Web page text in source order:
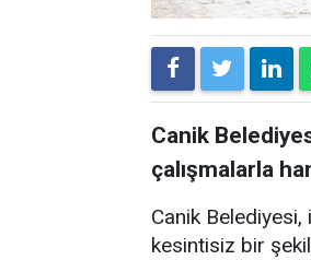
Canik
çalışmalarla
Canik Belediyesi,
kesintisiz bir